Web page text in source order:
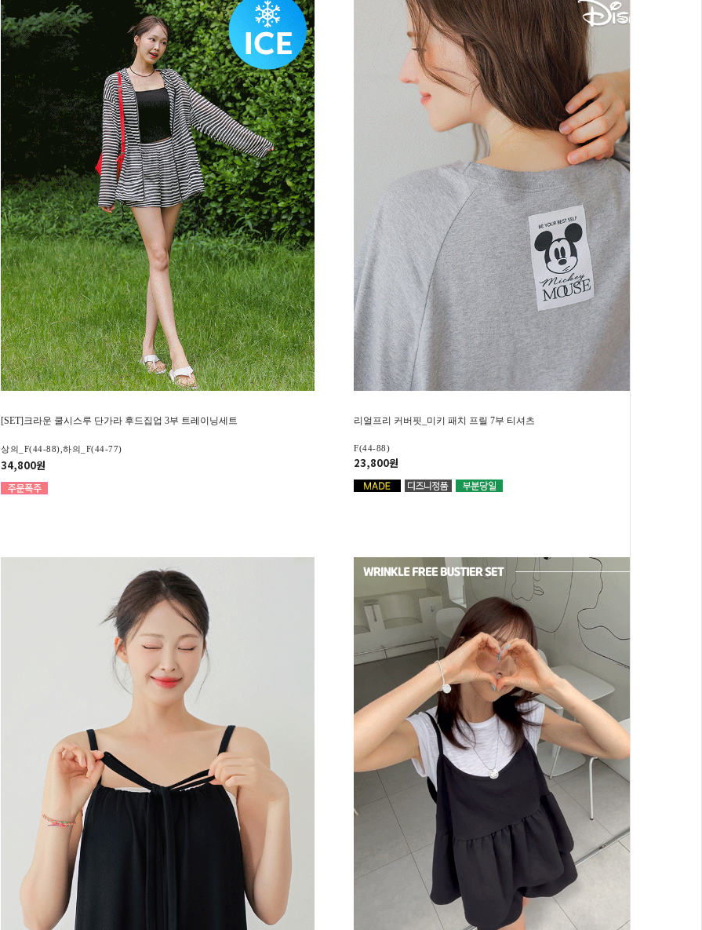
[SET]크라운 쿨시스루 단가라 후드집업 3부 트레이닝세트
상의_F(44-88),하의_F(44-77)
34,800원
리얼프리 커버핏_미키 패치 프릴 7부 티셔츠
F(44-88)
23,800원